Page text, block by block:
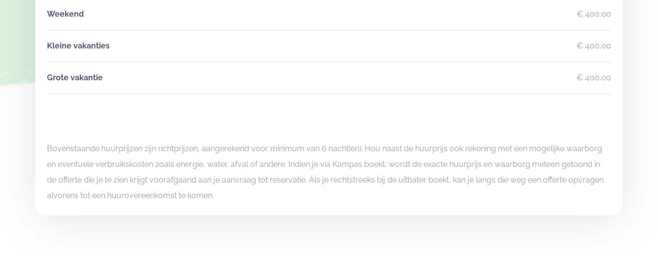
Weekend € 400,00
Kleine vakanties € 400,00
Grote vakantie € 400,00
Bovenstaande huurprijzen zijn richtprijzen, aangerekend voor minimum van 6 nacht(en). Hou naast de huurprijs ook rekening met een mogelijke waarborg
en eventuele verbruikskosten zoals energie, water, afval of andere. Indien je via Kampas boekt, wordt de exacte huurprijs en waarborg meteen getoond in
de offerte die je te zien krijgt voorafgaand aan je aanvraag tot reservatie. Als je rechtstreeks bij de uitbater boekt, kan je langs die weg een offerte opvragen
alvorens tot een huurovereenkomst te komen.